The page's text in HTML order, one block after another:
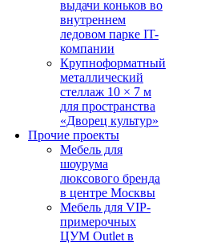
выдачи коньков во
внутреннем
ледовом парке IT-
компании
Крупноформатный
металлический
стеллаж 10 × 7 м
для пространства
«Дворец культур»
Прочие проекты
Мебель для
шоурума
люксового бренда
в центре Москвы
Мебель для VIP-
примерочных
ЦУМ Outlet в